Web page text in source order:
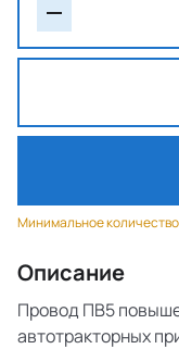
Минимальное количество
Описание
Провод ПВ5
автотракторных